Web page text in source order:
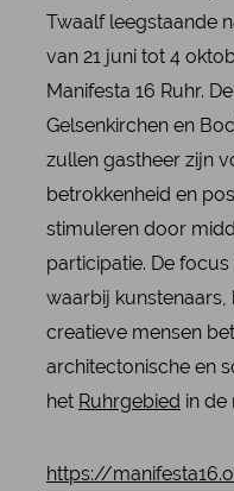
Twaalf leegstaande
van 21 juni tot 4
Manifesta 16 Ruhr.
Gelsenkirchen en
zullen gastheer zijn
betrokkenheid en
stimuleren door
participatie. De
waarbij
creatieve mensen
architectonische en
het Ruhrgebied in de
https://